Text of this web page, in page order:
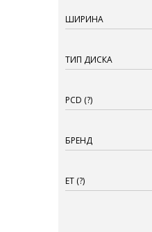
ШИРИНА
ТИП ДИСКА
PCD (?)
БРЕНД
ET (?)